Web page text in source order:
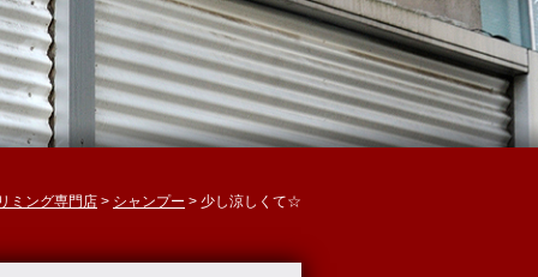
ミング専門店 > シャンプー > 少し涼しくて☆